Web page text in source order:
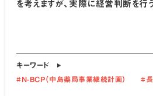
を考えますが、実際に経営判断を行
キーワード
#N-BCP（中島薬局事業継続計画） #